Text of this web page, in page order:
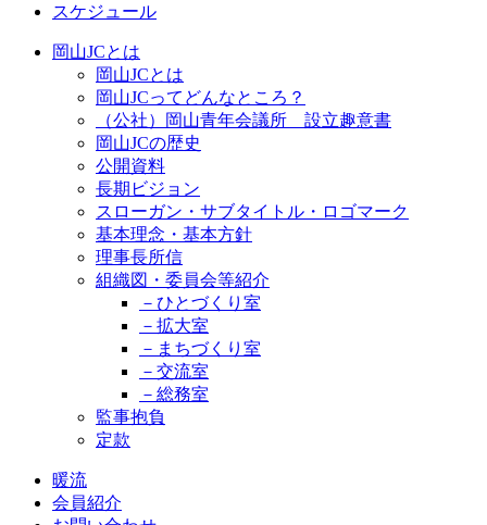
スケジュール
岡山JCとは
岡山JCとは
岡山JCってどんなところ？
（公社）岡山青年会議所 設立趣意書
岡山JCの歴史
公開資料
長期ビジョン
スローガン・サブタイトル・ロゴマーク
基本理念・基本方針
理事長所信
組織図・委員会等紹介
－ひとづくり室
－拡大室
－まちづくり室
－交流室
－総務室
監事抱負
定款
暖流
会員紹介